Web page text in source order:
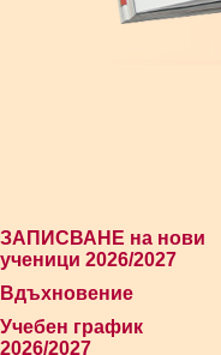
ЗАПИСВАНЕ на нови
ученици 2026/2027
Вдъхновение
Учебен график
2026/2027